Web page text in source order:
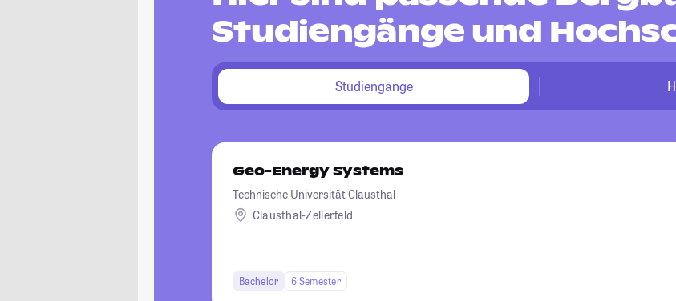
Studiengänge und
Studiengänge
Geo-Energy Systems
Technische Universität Clausthal
Clausthal-Zellerfeld
Bachelor 6 Semester